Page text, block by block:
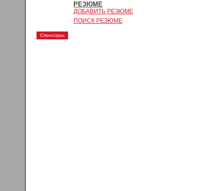
РЕЗЮМЕ
ДОБАВИТЬ РЕЗЮМЕ
ПОИСК РЕЗЮМЕ
Спонсоры: